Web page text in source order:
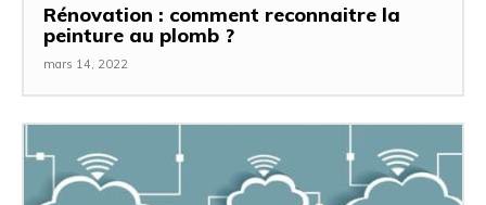
Rénovation : comment reconnaitre la
peinture au plomb ?
mars 14, 2022